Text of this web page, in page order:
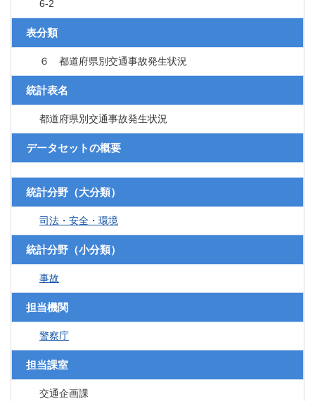
6-2
表分類
６ 都道府県別交通事故発生状況
統計表名
都道府県別交通事故発生状況
データセットの概要
統計分野（大分類）
司法・安全・環境
統計分野（小分類）
事故
担当機関
警察庁
担当課室
交通企画課